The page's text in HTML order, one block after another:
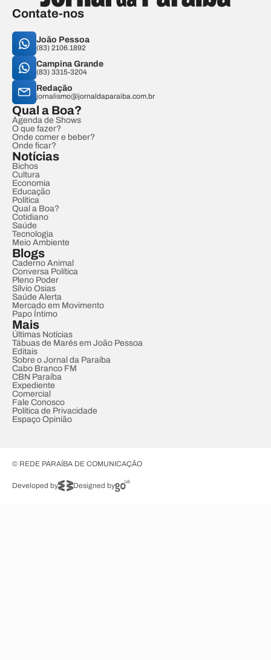
Contate-nos
João Pessoa
(83) 2106.1892
Campina Grande
(83) 3315-3204
Redação
jornalismo@jornaldaparaiba.com.br
Qual a Boa?
Agenda de Shows
O que fazer?
Onde comer e beber?
Onde ficar?
Notícias
Bichos
Cultura
Economia
Educação
Política
Qual a Boa?
Cotidiano
Saúde
Tecnologia
Meio Ambiente
Blogs
Caderno Animal
Conversa Política
Pleno Poder
Sílvio Osias
Saúde Alerta
Mercado em Movimento
Papo Íntimo
Mais
Últimas Notícias
Tábuas de Marés em João Pessoa
Editais
Sobre o Jornal da Paraíba
Cabo Branco FM
CBN Paraíba
Expediente
Comercial
Fale Conosco
Política de Privacidade
Espaço Opinião
© REDE PARAÍBA DE COMUNICAÇÃO
Developed by Designed by